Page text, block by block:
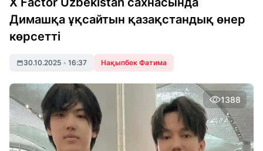
Димашқа ұқсайтын қазақстандық өнер
көрсетті
30.10.2025 • 16:37 Нақыпбек Фатима
1388